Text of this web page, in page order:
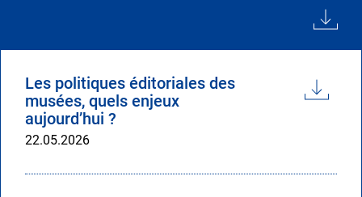
Les politiques éditoriales des
musées, quels enjeux
aujourd’hui ?
Date
document
22.05.2026